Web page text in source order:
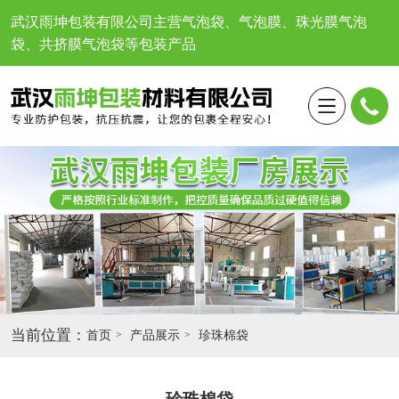
武汉雨坤包装有限公司 主营气泡袋、气泡膜、珠光膜气泡
袋、共挤膜气泡袋等包装产品
当前位置： 首页 产品展示 珍珠棉袋